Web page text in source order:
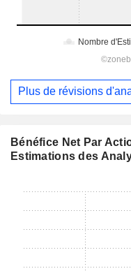
Plus de révisions
Bénéfice Net Par
Estimations des